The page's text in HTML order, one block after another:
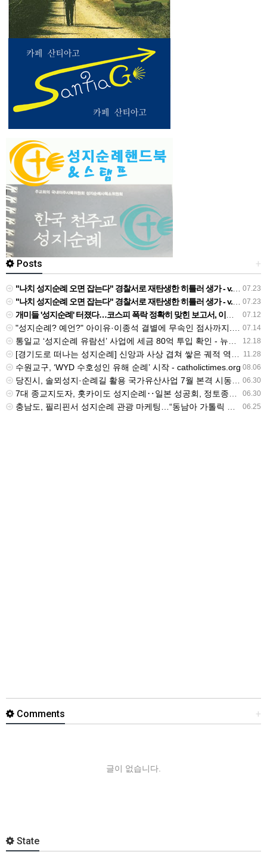
+
Posts
07.23
"나치 성지순례 오면 잡는다" 경찰서로 재탄생한 히틀러 생가 - v.daum.net
07.23
"나치 성지순례 오면 잡는다" 경찰서로 재탄생한 히틀러 생가 - v.daum.net
07.12
개미들 '성지순례' 터졌다…코스피 폭락 정확히 맞힌 보고서, 이번엔 "지금 사야" - 네이트
07.14
"성지순례? 예언?" 아이유·이종석 결별에 무속인 점사까지..과도한 추측 '눈살' [Oh!쎈 초점] - v.daum.net
12.18
통일교 ‘성지순례 유람선’ 사업에 세금 80억 투입 확인 - 뉴스타파
11.28
[경기도로 떠나는 성지순례] 신앙과 사상 겹쳐 쌓은 궤적 역동하는 도시를 이루다 - v.daum.net
08.06
수원교구, ‘WYD 수호성인 유해 순례’ 시작 - catholictimes.org
06.30
당진시, 솔뫼성지·순례길 활용 국가유산사업 7월 본격 시동 - 밥상뉴스
06.30
7대 종교지도자, 홋카이도 성지순례‥일본 성공회, 정토종과 교류 - btnnews.tv
06.25
충남도, 필리핀서 성지순례 관광 마케팅…“동남아 가톨릭 시장 공략” - newskorea.ne.kr
+
Comments
글이 없습니다.
State